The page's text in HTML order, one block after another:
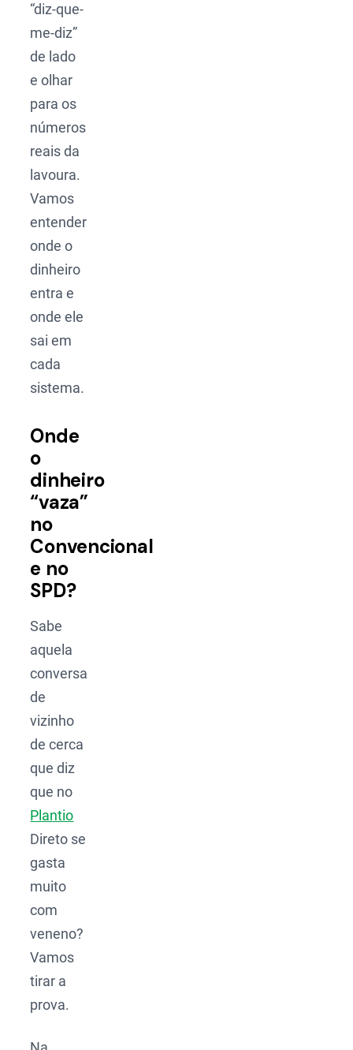
“diz-que-
me-diz”
de lado
e olhar
para os
números
reais da
lavoura.
Vamos
entender
onde o
dinheiro
entra e
onde ele
sai em
cada
sistema.
Onde
o
dinheiro
“vaza”
no
Convencional
e no
SPD?
Sabe
aquela
conversa
de
vizinho
de cerca
que diz
que no
Plantio
Direto se
gasta
muito
com
veneno?
Vamos
tirar a
prova.